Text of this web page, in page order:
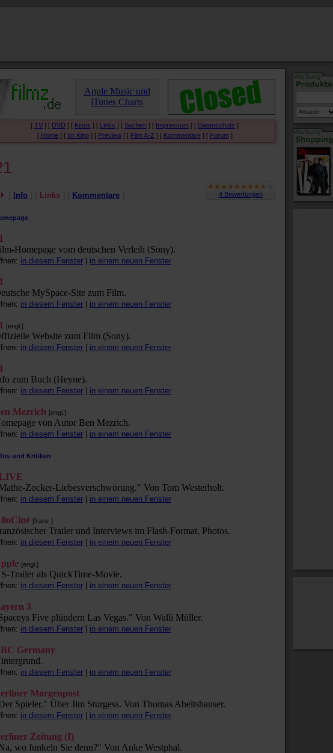
Apple Music und
iTunes Charts
[ TV ] [ DVD ] [ Kinos ] [ Links ] [ Suchen ] [ Impressum ] [ Datenschutz ]
[ Home] [ Im Kino] [ Preview] [ Film A-Z ] [ Kommentare] [ Forum]
Info Links Kommentare
Homepage vom deutschen Verleih (Sony).
in diesem Fenster in einem neuen Fenster
MySpace-Site zum Film.
in diesem Fenster in einem neuen Fenster
[engl.]
Website zum Film (Sony).
in diesem Fenster in einem neuen Fenster
zum Buch (Heyne).
in diesem Fenster in einem neuen Fenster
Mezrich [engl.]
von Autor Ben Mezrich.
in diesem Fenster in einem neuen Fenster
und Kritiken
Zocker-Liebesverschwörung." Von Tom Westerholt.
in diesem Fenster in einem neuen Fenster
[franz.]
Trailer und Interviews im Flash-Format, Photos.
in diesem Fenster in einem neuen Fenster
[engl.]
Trailer als QuickTime-Movie.
in diesem Fenster in einem neuen Fenster
3
Five plündern Las Vegas." Von Walli Müller.
in diesem Fenster in einem neuen Fenster
Germany
in diesem Fenster in einem neuen Fenster
Morgenpost
Spieler." Über Jim Sturgess. Von Thomas Abeltshauser.
in diesem Fenster in einem neuen Fenster
Zeitung (I)
wo funkeln Sie denn?" Von Anke Westphal.